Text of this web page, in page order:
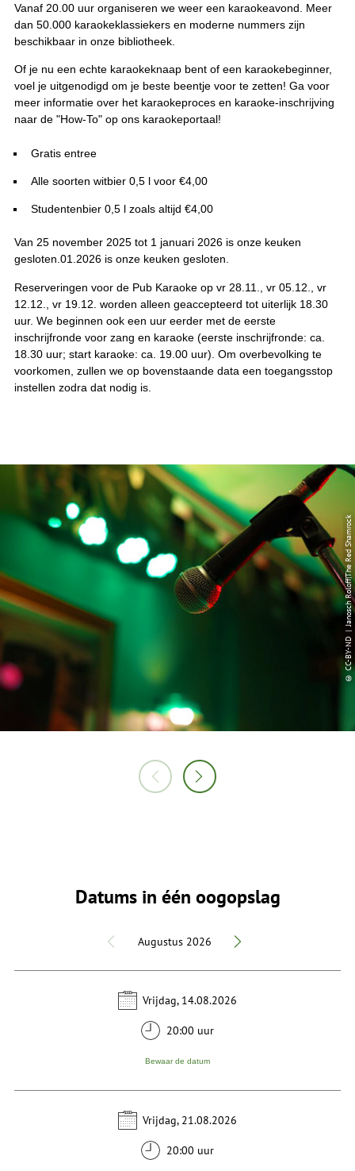
Vanaf 20.00 uur organiseren we weer een karaokeavond. Meer
dan 50.000 karaokeklassiekers en moderne nummers zijn
beschikbaar in onze bibliotheek.
Of je nu een echte karaokeknaap bent of een karaokebeginner,
voel je uitgenodigd om je beste beentje voor te zetten! Ga voor
meer informatie over het karaokeproces en karaoke-inschrijving
naar de "How-To" op ons karaokeportaal!
Gratis entree
Alle soorten witbier 0,5 l voor €4,00
Studentenbier 0,5 l zoals altijd €4,00
Van 25 november 2025 tot 1 januari 2026 is onze keuken
gesloten.01.2026 is onze keuken gesloten.
Reserveringen voor de Pub Karaoke op vr 28.11., vr 05.12., vr
12.12., vr 19.12. worden alleen geaccepteerd tot uiterlijk 18.30
uur. We beginnen ook een uur eerder met de eerste
inschrijfronde voor zang en karaoke (eerste inschrijfronde: ca.
18.30 uur; start karaoke: ca. 19.00 uur). Om overbevolking te
voorkomen, zullen we op bovenstaande data een toegangsstop
instellen zodra dat nodig is.
© CC-BY-ND | Janosch Roloff|The Red Shamrock
Datums in één oogopslag
Augustus 2026
Vrijdag, 14.08.2026
20:00 uur
Bewaar de datum
Vrijdag, 21.08.2026
20:00 uur